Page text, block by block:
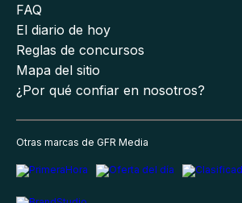
FAQ
El diario de hoy
Reglas de concursos
Mapa del sitio
¿Por qué confiar en nosotros?
Otras marcas de GFR Media